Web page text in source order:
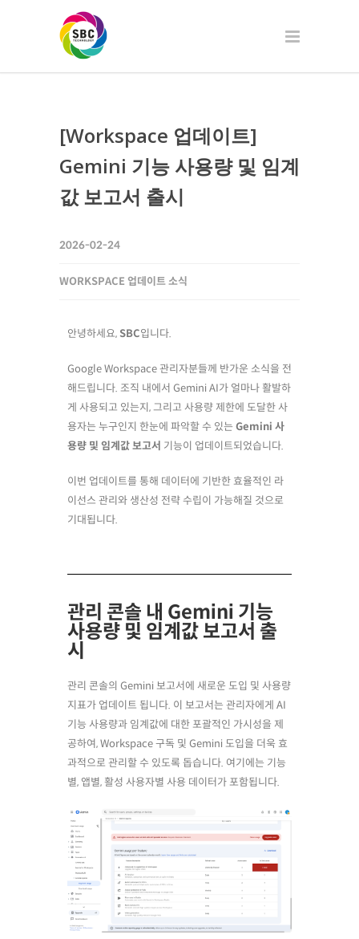
[Workspace 업데이트]
Gemini 기능 사용량 및 임계
값 보고서 출시
2026-02-24
WORKSPACE 업데이트 소식
안녕하세요,SBC입니다.
Google Workspace 관리자분들께 반가운 소식을 전
해드립니다. 조직 내에서 Gemini AI가 얼마나 활발하
게 사용되고 있는지, 그리고 사용량 제한에 도달한 사
용자는 누구인지 한눈에 파악할 수 있는 Gemini 사
용량 및 임계값 보고서 기능이 업데이트되었습니다.
이번 업데이트를 통해 데이터에 기반한 효율적인 라
이선스 관리와 생산성 전략 수립이 가능해질 것으로
기대됩니다.
관리 콘솔 내 Gemini 기능
사용량 및 임계값 보고서 출
시
관리 콘솔의 Gemini 보고서에 새로운 도입 및 사용량
지표가 업데이트 됩니다. 이 보고서는 관리자에게 AI
기능 사용량과 임계값에 대한 포괄적인 가시성을 제
공하여, Workspace 구독 및 Gemini 도입을 더욱 효
과적으로 관리할 수 있도록 돕습니다. 여기에는 기능
별, 앱별, 활성 사용자별 사용 데이터가 포함됩니다.